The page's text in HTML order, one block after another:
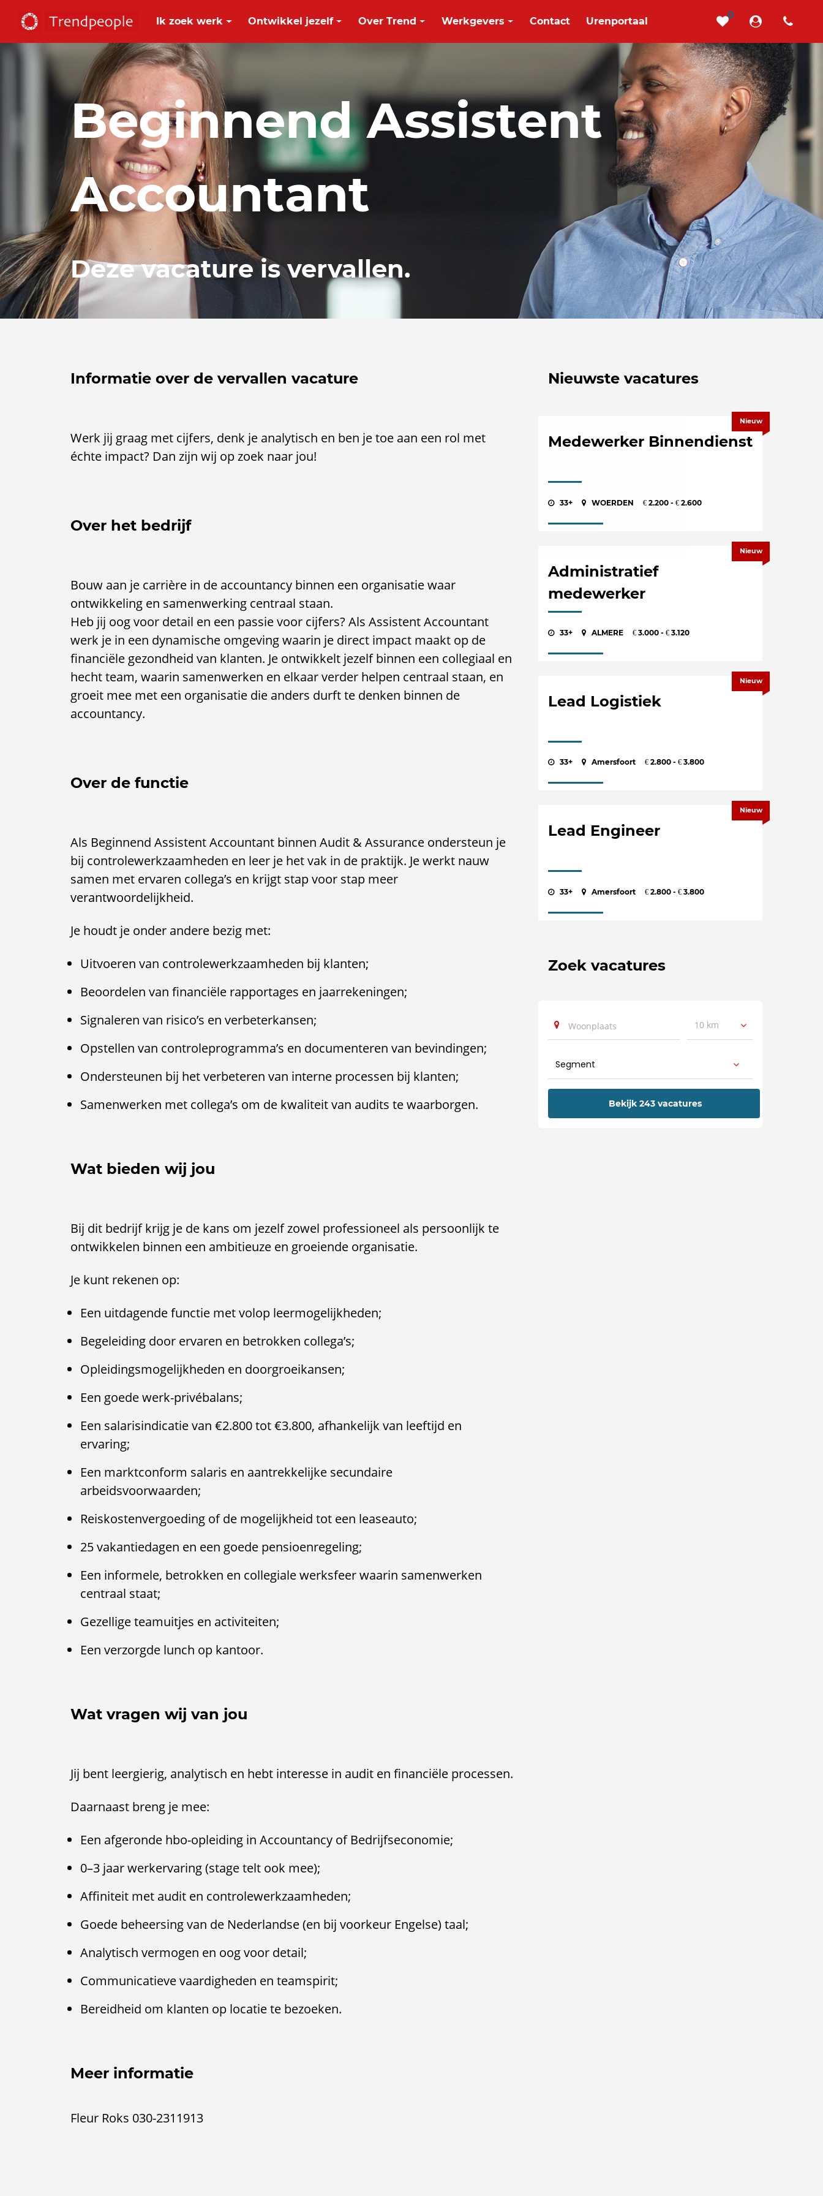
Ik zoek werk Ontwikkel jezelf Over Trend Werkgevers Contact Urenportaal
0
Beginnend Assistent
Accountant
Deze vacature is vervallen.
Informatie over de vervallen vacature
Werk jij graag met cijfers, denk je analytisch en ben je toe aan een rol met
échte impact? Dan zijn wij op zoek naar jou!
Over het bedrijf
Bouw aan je carrière in de accountancy binnen een organisatie waar
ontwikkeling en samenwerking centraal staan.
Heb jij oog voor detail en een passie voor cijfers? Als Assistent Accountant
werk je in een dynamische omgeving waarin je direct impact maakt op de
financiële gezondheid van klanten. Je ontwikkelt jezelf binnen een collegiaal en
hecht team, waarin samenwerken en elkaar verder helpen centraal staan, en
groeit mee met een organisatie die anders durft te denken binnen de
accountancy.
Over de functie
Als Beginnend Assistent Accountant binnen Audit & Assurance ondersteun je
bij controlewerkzaamheden en leer je het vak in de praktijk. Je werkt nauw
samen met ervaren collega’s en krijgt stap voor stap meer
verantwoordelijkheid.
Je houdt je onder andere bezig met:
Uitvoeren van controlewerkzaamheden bij klanten;
Beoordelen van financiële rapportages en jaarrekeningen;
Signaleren van risico’s en verbeterkansen;
Opstellen van controleprogramma’s en documenteren van bevindingen;
Ondersteunen bij het verbeteren van interne processen bij klanten;
Samenwerken met collega’s om de kwaliteit van audits te waarborgen.
Wat bieden wij jou
Bij dit bedrijf krijg je de kans om jezelf zowel professioneel als persoonlijk te
ontwikkelen binnen een ambitieuze en groeiende organisatie.
Je kunt rekenen op:
Een uitdagende functie met volop leermogelijkheden;
Begeleiding door ervaren en betrokken collega’s;
Opleidingsmogelijkheden en doorgroeikansen;
Een goede werk-privébalans;
Een salarisindicatie van €2.800 tot €3.800, afhankelijk van leeftijd en
ervaring;
Een marktconform salaris en aantrekkelijke secundaire
arbeidsvoorwaarden;
Reiskostenvergoeding of de mogelijkheid tot een leaseauto;
25 vakantiedagen en een goede pensioenregeling;
Een informele, betrokken en collegiale werksfeer waarin samenwerken
centraal staat;
Gezellige teamuitjes en activiteiten;
Een verzorgde lunch op kantoor.
Wat vragen wij van jou
Jij bent leergierig, analytisch en hebt interesse in audit en financiële processen.
Daarnaast breng je mee:
Een afgeronde hbo-opleiding in Accountancy of Bedrijfseconomie;
0–3 jaar werkervaring (stage telt ook mee);
Affiniteit met audit en controlewerkzaamheden;
Goede beheersing van de Nederlandse (en bij voorkeur Engelse) taal;
Analytisch vermogen en oog voor detail;
Communicatieve vaardigheden en teamspirit;
Bereidheid om klanten op locatie te bezoeken.
Meer informatie
Fleur Roks 030-2311913
Nieuwste vacatures
Medewerker Binnendienst
33+ WOERDEN € 2.200 - € 2.600
Nieuw
Administratief
medewerker
33+ ALMERE € 3.000 - € 3.120
Nieuw
Lead Logistiek
33+ Amersfoort € 2.800 - € 3.800
Nieuw
Lead Engineer
33+ Amersfoort € 2.800 - € 3.800
Nieuw
Zoek vacatures
10 km
Bekijk 243 vacatures